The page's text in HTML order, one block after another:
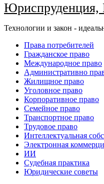
Юриспруденция,
Технологии и закон -
Права потребителей
Гражданское право
Международное право
Административно
Жилищное право
Уголовное право
Корпоративное право
Семейное право
Транспортное право
Трудовое право
Интеллектуальная
Электронная
ИИ
Судебная практика
Юридические советы